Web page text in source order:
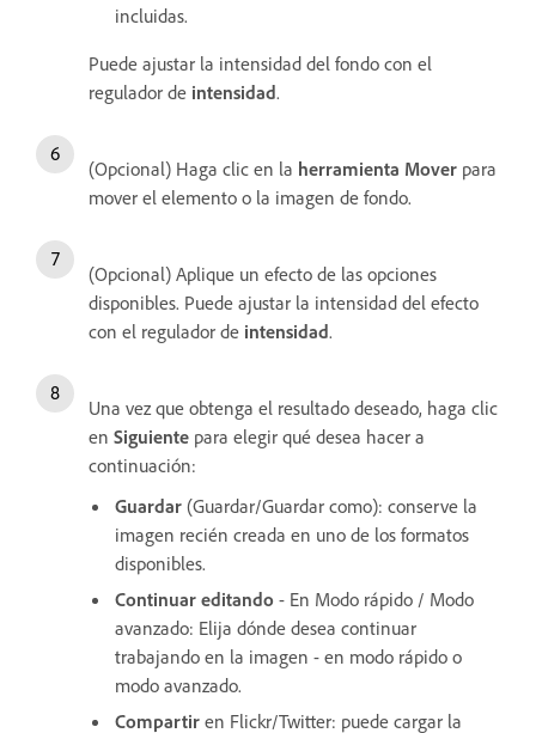
incluidas.
Puede ajustar la intensidad del fondo con el
regulador de intensidad.
(Opcional) Haga clic en la herramienta Mover para
mover el elemento o la imagen de fondo.
(Opcional) Aplique un efecto de las opciones
disponibles. Puede ajustar la intensidad del efecto
con el regulador de intensidad.
Una vez que obtenga el resultado deseado, haga clic
en Siguiente para elegir qué desea hacer a
continuación:
Guardar (Guardar/Guardar como): conserve la
imagen recién creada en uno de los formatos
disponibles.
Continuar editando - En Modo rápido / Modo
avanzado: Elija dónde desea continuar
trabajando en la imagen - en modo rápido o
modo avanzado.
Compartir en Flickr/Twitter: puede cargar la